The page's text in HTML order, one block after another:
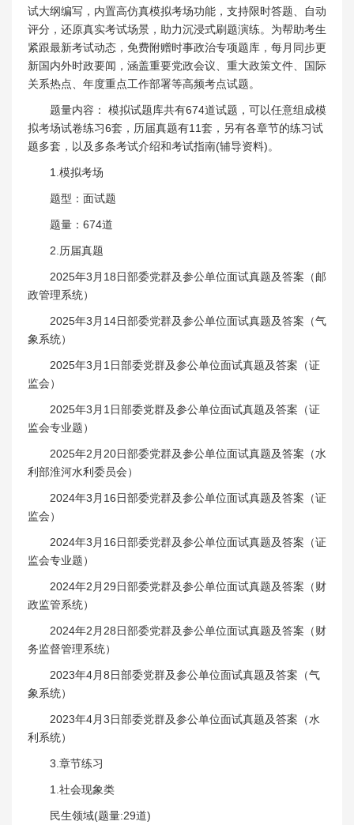
试大纲编写，内置高仿真模拟考场功能，支持限时答题、自动
评分，还原真实考试场景，助力沉浸式刷题演练。为帮助考生
紧跟最新考试动态，免费附赠时事政治专项题库，每月同步更
新国内外时政要闻，涵盖重要党政会议、重大政策文件、国际
关系热点、年度重点工作部署等高频考点试题。
题量内容： 模拟试题库共有674道试题，可以任意组成模
拟考场试卷练习6套，历届真题有11套，另有各章节的练习试
题多套，以及多条考试介绍和考试指南(辅导资料)。
1.模拟考场
题型：面试题
题量：674道
2.历届真题
2025年3月18日部委党群及参公单位面试真题及答案（邮
政管理系统）
2025年3月14日部委党群及参公单位面试真题及答案（气
象系统）
2025年3月1日部委党群及参公单位面试真题及答案（证
监会）
2025年3月1日部委党群及参公单位面试真题及答案（证
监会专业题）
2025年2月20日部委党群及参公单位面试真题及答案（水
利部淮河水利委员会）
2024年3月16日部委党群及参公单位面试真题及答案（证
监会）
2024年3月16日部委党群及参公单位面试真题及答案（证
监会专业题）
2024年2月29日部委党群及参公单位面试真题及答案（财
政监管系统）
2024年2月28日部委党群及参公单位面试真题及答案（财
务监督管理系统）
2023年4月8日部委党群及参公单位面试真题及答案（气
象系统）
2023年4月3日部委党群及参公单位面试真题及答案（水
利系统）
3.章节练习
1.社会现象类
民生领域(题量:29道)